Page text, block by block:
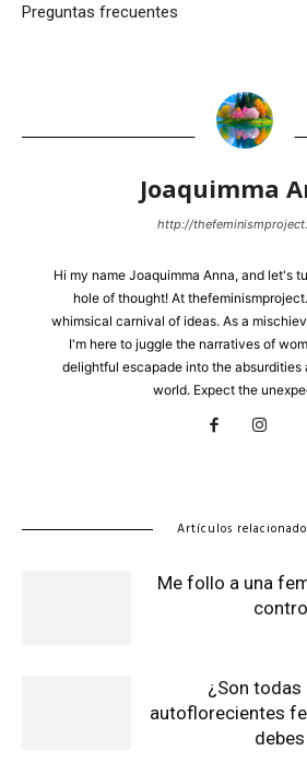
Preguntas frecuentes
Joaquimma
http://
Hi my name Joaquimma Anna, and let's
hole of thought! At
whimsical carnival of ideas. As a
I'm here to juggle the narratives of
delightful escapade into the absurdities
world. Expect the
Artículos
Me follo a una
¿Son
autoflorecientes